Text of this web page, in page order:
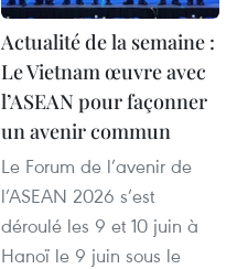
Actualité de la semaine :
Le Vietnam œuvre avec
l’ASEAN pour façonner
un avenir commun
Le Forum de l’avenir de
l’ASEAN 2026 s’est
déroulé les 9 et 10 juin à
Hanoï le 9 juin sous le